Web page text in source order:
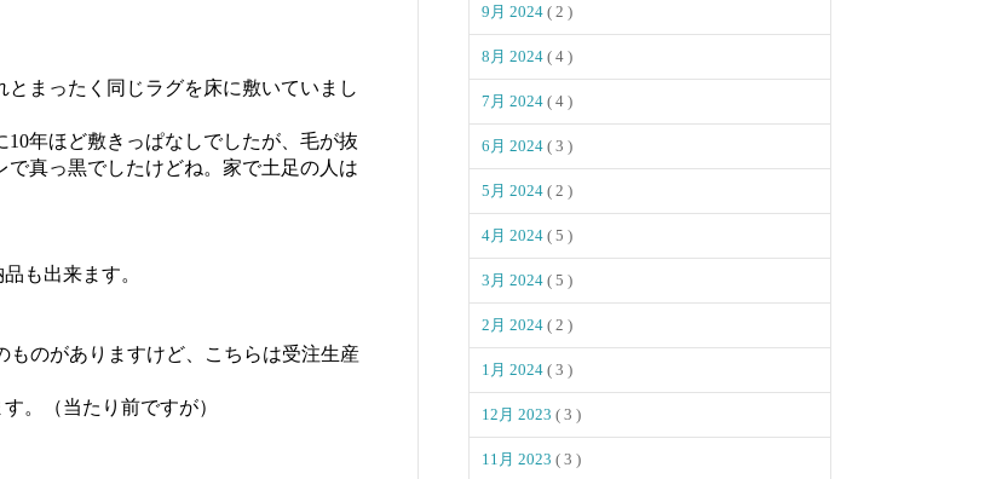
まったく同じラグを床に敷いていまし
年ほど敷きっぱなしでしたが、毛が抜
真っ黒でしたけどね。家で土足の人は
も出来ます。
ものがありますけど、こちらは受注生産
。（当たり前ですが）
9月 2024 ( 2 )
8月 2024 ( 4 )
7月 2024 ( 4 )
6月 2024 ( 3 )
5月 2024 ( 2 )
4月 2024 ( 5 )
3月 2024 ( 5 )
2月 2024 ( 2 )
1月 2024 ( 3 )
12月 2023 ( 3 )
11月 2023 ( 3 )